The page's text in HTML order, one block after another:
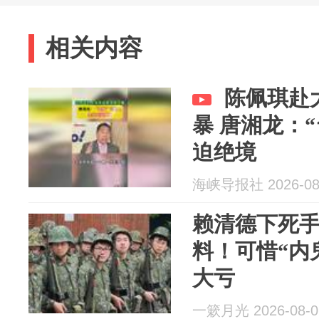
相关内容
陈佩琪赴
暴 唐湘龙：
迫绝境
海峡导报社 2026-
赖清德下死
料！可惜“内
大亏
一簌月光 2026-08-